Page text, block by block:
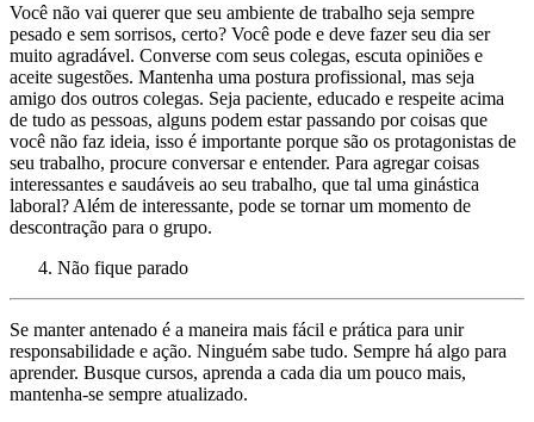
Você não vai querer que seu ambiente de trabalho seja sempre
pesado e sem sorrisos, certo? Você pode e deve fazer seu dia ser
muito agradável. Converse com seus colegas, escuta opiniões e
aceite sugestões. Mantenha uma postura profissional, mas seja
amigo dos outros colegas. Seja paciente, educado e respeite acima
de tudo as pessoas, alguns podem estar passando por coisas que
você não faz ideia, isso é importante porque são os protagonistas de
seu trabalho, procure conversar e entender. Para agregar coisas
interessantes e saudáveis ao seu trabalho, que tal uma ginástica
laboral? Além de interessante, pode se tornar um momento de
descontração para o grupo.
Não fique parado
Se manter antenado é a maneira mais fácil e prática para unir
responsabilidade e ação. Ninguém sabe tudo. Sempre há algo para
aprender. Busque cursos, aprenda a cada dia um pouco mais,
mantenha-se sempre atualizado.